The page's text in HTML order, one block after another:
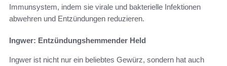
Immunsystem, indem sie virale und bakterielle Infektionen
abwehren und Entzündungen reduzieren.
Ingwer: Entzündungshemmender Held
Ingwer ist nicht nur ein beliebtes Gewürz, sondern hat auch